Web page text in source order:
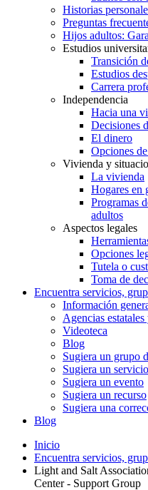
Historias
Preguntas
Hijos adultos:
Estudios
Transición
Estudios
Carrera
Independencia
Hacia una
Decisiones
El dinero
Opciones
Vivienda y
La vivienda
Hogares en
Programas
adultos
Aspectos legales
Opciones
Tutela o
Toma de
Encuentra servicios,
Información
Agencias
Videoteca
Blog
Sugiera un grupo
Sugiera un servicio
Sugiera un evento
Sugiera un recurso
Sugiera una
Blog
Inicio
Encuentra servicios,
Light and Salt
Center - Support Group